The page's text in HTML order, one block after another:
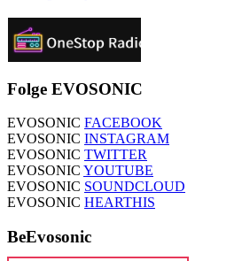
Folge EVOSONIC
EVOSONIC FACEBOOK
EVOSONIC INSTAGRAM
EVOSONIC TWITTER
EVOSONIC YOUTUBE
EVOSONIC SOUNDCLOUD
EVOSONIC HEARTHIS
BeEvosonic